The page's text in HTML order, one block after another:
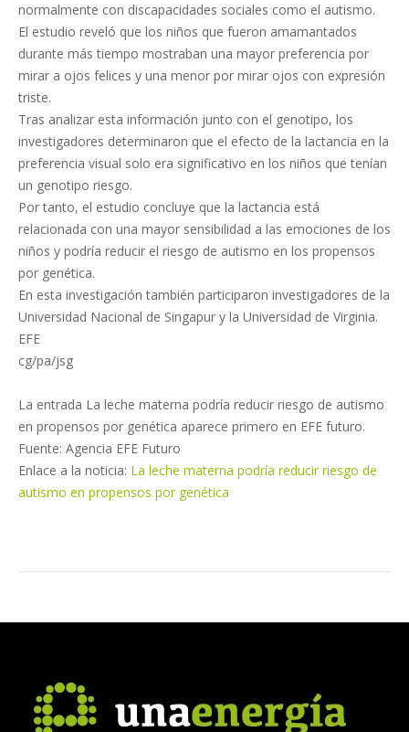
normalmente con discapacidades sociales como el autismo.
El estudio reveló que los niños que fueron amamantados
durante más tiempo mostraban una mayor preferencia por
mirar a ojos felices y una menor por mirar ojos con expresión
triste.
Tras analizar esta información junto con el genotipo, los
investigadores determinaron que el efecto de la lactancia en la
preferencia visual solo era significativo en los niños que tenían
un genotipo riesgo.
Por tanto, el estudio concluye que la lactancia está
relacionada con una mayor sensibilidad a las emociones de los
niños y podría reducir el riesgo de autismo en los propensos
por genética.
En esta investigación también participaron investigadores de la
Universidad Nacional de Singapur y la Universidad de Virginia.
EFE
cg/pa/jsg
La entrada La leche materna podría reducir riesgo de autismo
en propensos por genética aparece primero en EFE futuro.
Fuente: Agencia EFE Futuro
Enlace a la noticia: La leche materna podría reducir riesgo de
autismo en propensos por genética